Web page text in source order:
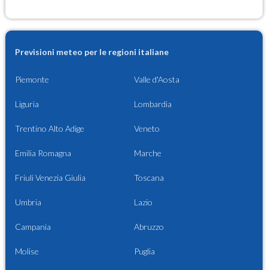
Previsioni meteo per le regioni italiane
Piemonte Valle d'Aosta
Liguria Lombardia
Trentino Alto Adige Veneto
Emilia Romagna Marche
Friuli Venezia Giulia Toscana
Umbria Lazio
Campania Abruzzo
Molise Puglia